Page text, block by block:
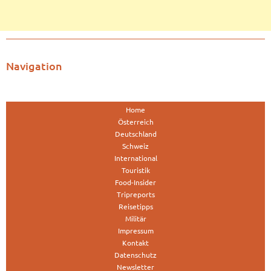
Navigation
Home
Österreich
Deutschland
Schweiz
International
Touristik
Food-Insider
Tripreports
Reisetipps
Militär
Impressum
Kontakt
Datenschutz
Newsletter